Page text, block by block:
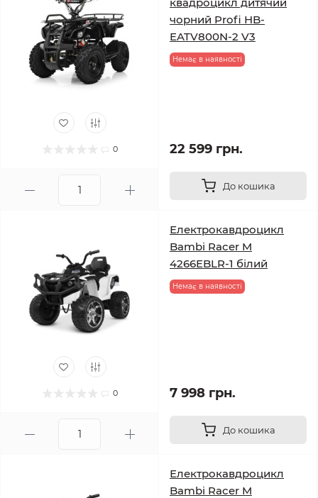
0
чорний Profi HB-
EATV800N-2 V3
Немає в наявності
22 599 грн.
До кошика
0
Електрокавдроцикл
Bambi Racer M
4266EBLR-1 білий
Немає в наявності
7 998 грн.
До кошика
Електрокавдроцикл
Bambi Racer M